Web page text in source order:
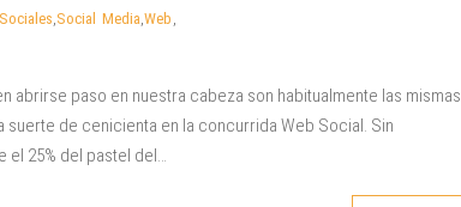
,Social Media,Web ,
abrirse paso en nuestra cabeza son habitualmente las mismas
suerte de cenicienta en la concurrida Web Social. Sin
el 25% del pastel del…